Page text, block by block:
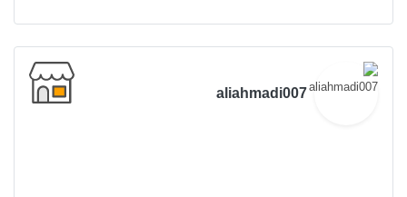
aliahmadi007